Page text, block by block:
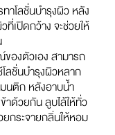
าโลชั่นบำรุงผิว หลัง
เปิดกว้าง จะช่วยให้
องตัวเอง สามารถ
ลชั่นบำรุงผิวหลาก
นติก หลังอาบน้ำ
าด้วยกัน ลูบไล้ให้ทั่ว
กระจายกลิ่นให้หอม